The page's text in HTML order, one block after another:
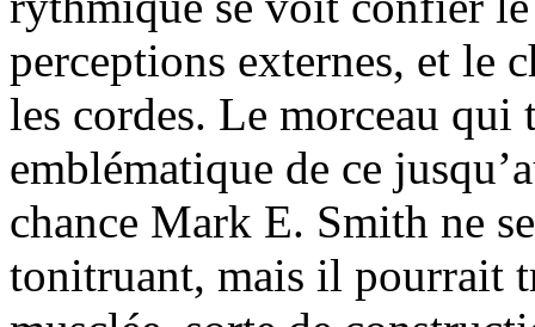
perceptions externes, et le
les cordes. Le morceau qui
emblématique de ce
chance Mark E. Smith ne
tonitruant, mais il pourrait